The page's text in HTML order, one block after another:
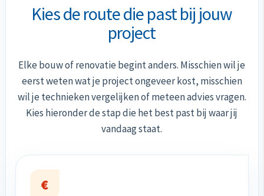
Kies de route die past bij jouw
project
Elke bouw of renovatie begint anders. Misschien wil je
eerst weten wat je project ongeveer kost, misschien
wil je technieken vergelijken of meteen advies vragen.
Kies hieronder de stap die het best past bij waar jij
vandaag staat.
€